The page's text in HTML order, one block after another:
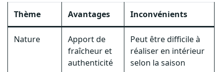
Thème Avantages Inconvénients
Nature
Apport de
fraîcheur et
authenticité
Peut être difficile à
réaliser en intérieur
selon la saison